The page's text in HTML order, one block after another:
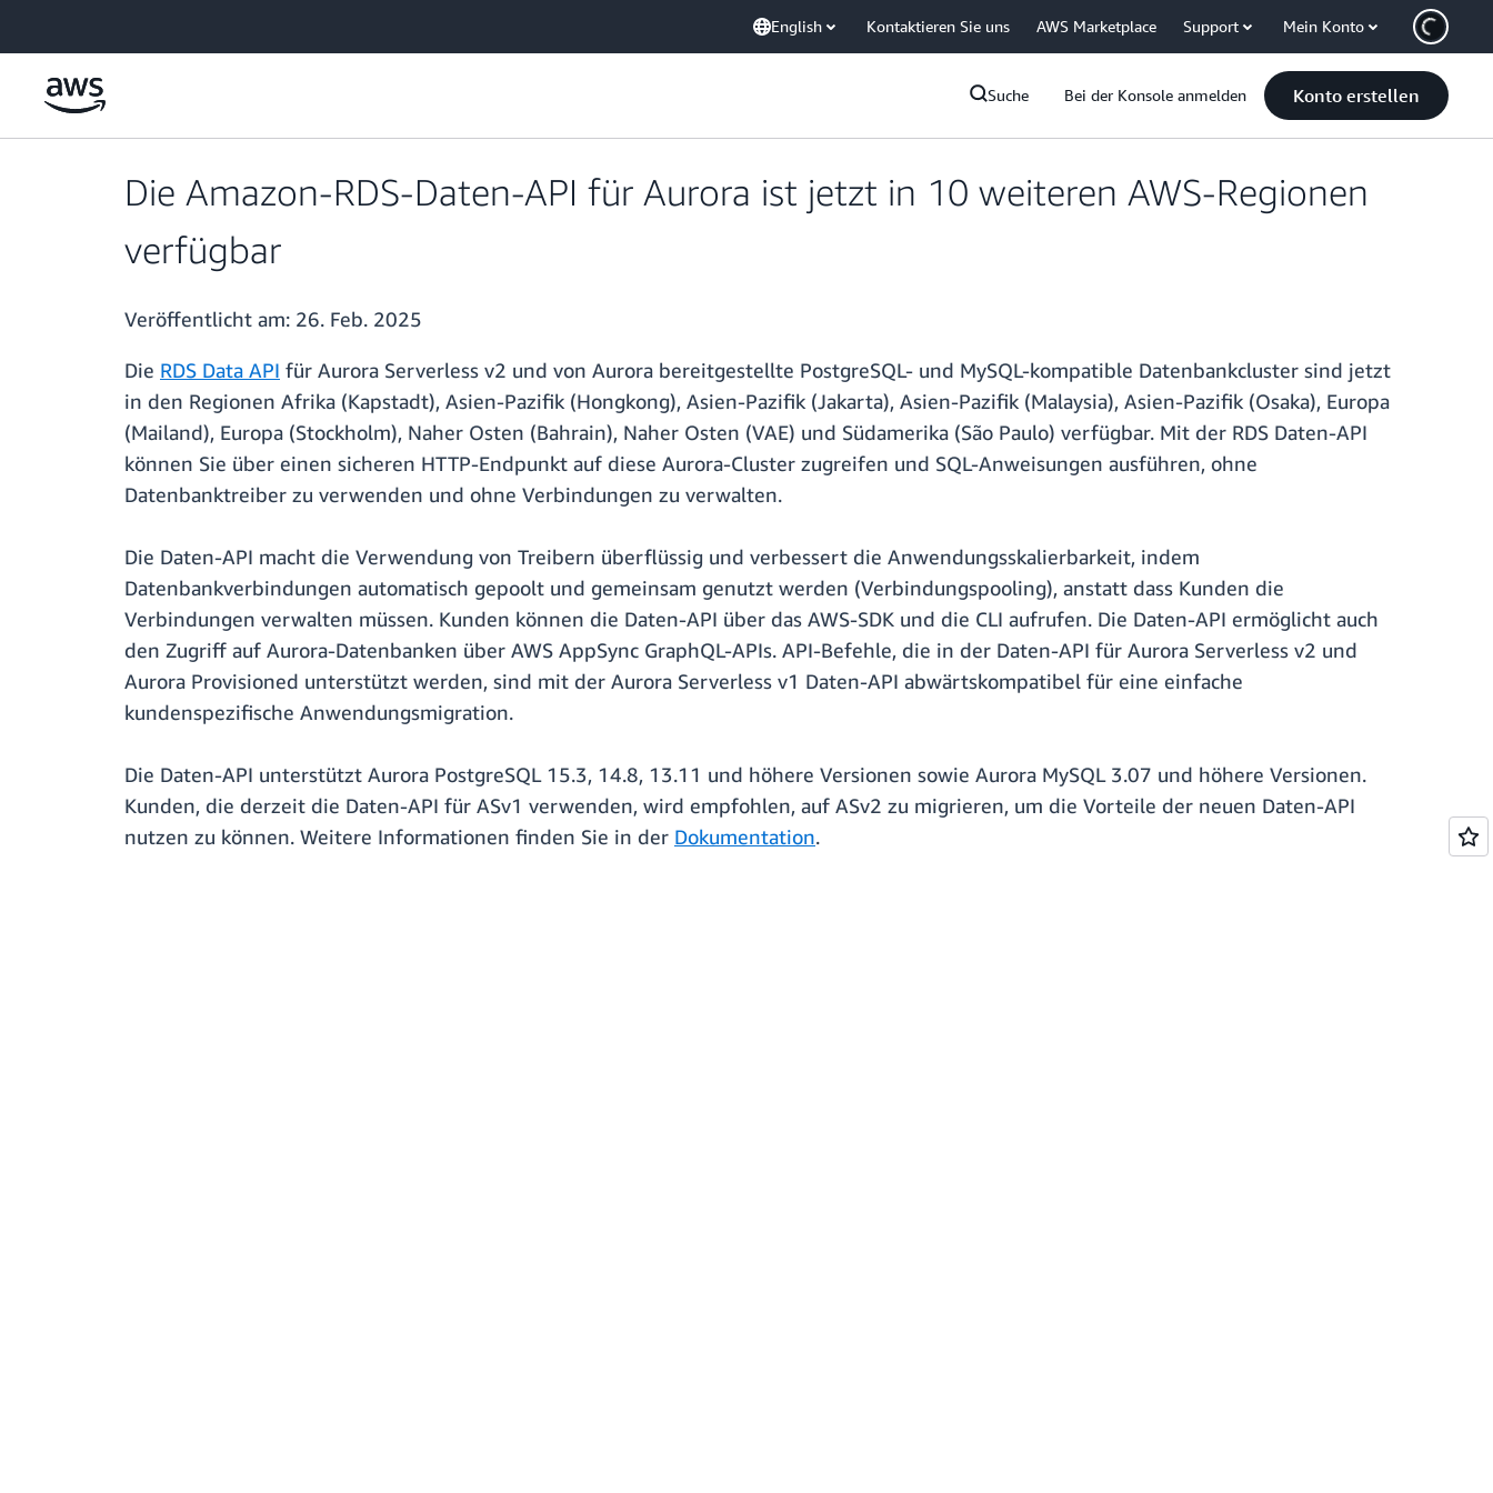
English Kontaktieren Sie uns AWS Marketplace Support Mein Konto
Suche Bei der Konsole anmelden Konto erstellen
Die Amazon-RDS-Daten-API für Aurora ist jetzt in 10 weiteren AWS-Regionen
verfügbar
Veröffentlicht am: 26. Feb. 2025
Die RDS Data API für Aurora Serverless v2 und von Aurora bereitgestellte PostgreSQL- und MySQL-kompatible Datenbankcluster sind jetzt
in den Regionen Afrika (Kapstadt), Asien-Pazifik (Hongkong), Asien-Pazifik (Jakarta), Asien-Pazifik (Malaysia), Asien-Pazifik (Osaka), Europa
(Mailand), Europa (Stockholm), Naher Osten (Bahrain), Naher Osten (VAE) und Südamerika (São Paulo) verfügbar. Mit der RDS Daten-API
können Sie über einen sicheren HTTP-Endpunkt auf diese Aurora-Cluster zugreifen und SQL-Anweisungen ausführen, ohne
Datenbanktreiber zu verwenden und ohne Verbindungen zu verwalten.
Die Daten-API macht die Verwendung von Treibern überflüssig und verbessert die Anwendungsskalierbarkeit, indem
Datenbankverbindungen automatisch gepoolt und gemeinsam genutzt werden (Verbindungspooling), anstatt dass Kunden die
Verbindungen verwalten müssen. Kunden können die Daten-API über das AWS-SDK und die CLI aufrufen. Die Daten-API ermöglicht auch
den Zugriff auf Aurora-Datenbanken über AWS AppSync GraphQL-APIs. API-Befehle, die in der Daten-API für Aurora Serverless v2 und
Aurora Provisioned unterstützt werden, sind mit der Aurora Serverless v1 Daten-API abwärtskompatibel für eine einfache
kundenspezifische Anwendungsmigration.
Die Daten-API unterstützt Aurora PostgreSQL 15.3, 14.8, 13.11 und höhere Versionen sowie Aurora MySQL 3.07 und höhere Versionen.
Kunden, die derzeit die Daten-API für ASv1 verwenden, wird empfohlen, auf ASv2 zu migrieren, um die Vorteile der neuen Daten-API
nutzen zu können. Weitere Informationen finden Sie in der Dokumentation.